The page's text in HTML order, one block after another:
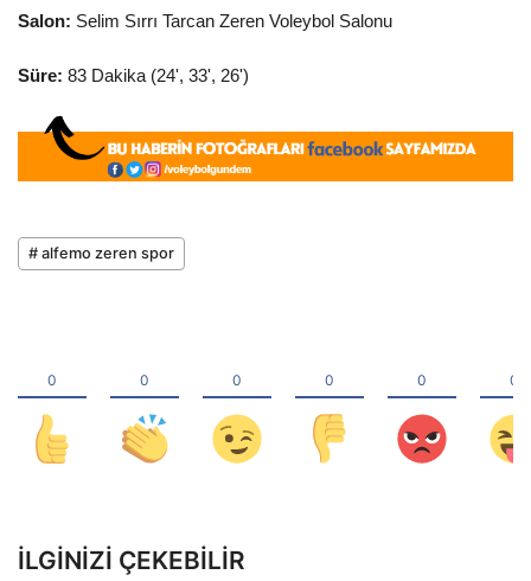
Salon: Selim Sırrı Tarcan Zeren Voleybol Salonu
Süre: 83 Dakika (24', 33', 26')
# alfemo zeren spor
İLGINIZI ÇEKEBILIR